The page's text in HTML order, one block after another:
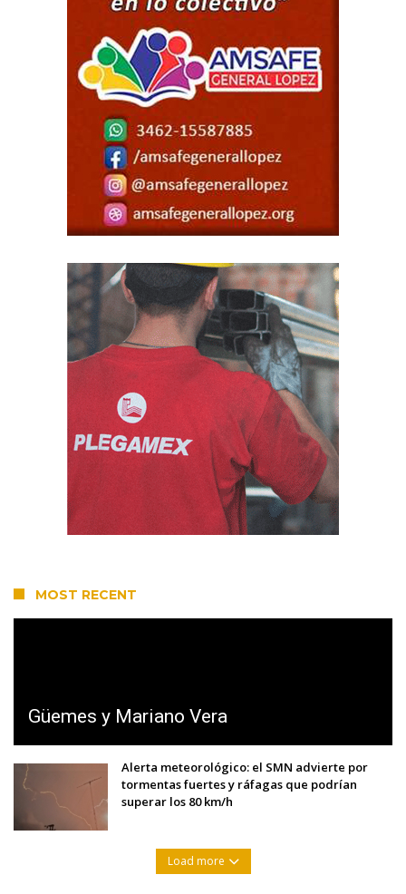
MOST RECENT
Güemes y Mariano Vera
Alerta meteorológico: el SMN advierte por
tormentas fuertes y ráfagas que podrían
superar los 80 km/h
Load more